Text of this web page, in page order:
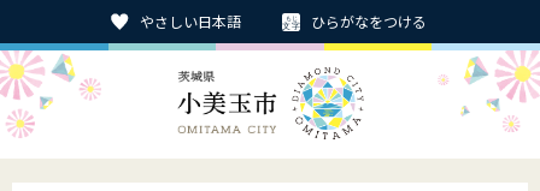
やさしい日本語 ひらがなをつける